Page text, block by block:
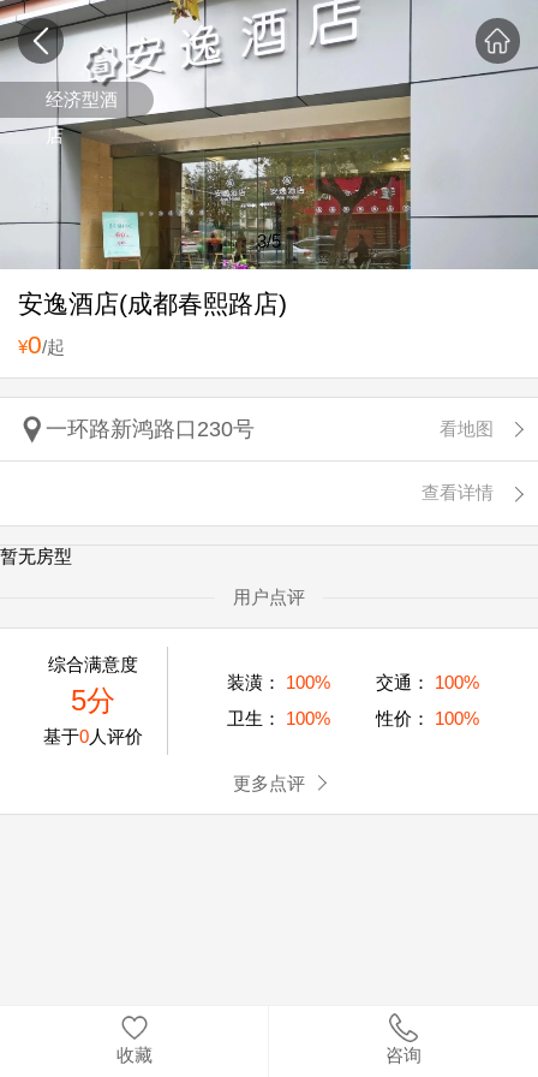
3/5
经济型酒
店
安逸酒店(成都春熙路店)
¥0/起
一环路新鸿路口230号 看地图
查看详情
暂无房型
用户点评
综合满意度
5分
基于0人评价
装潢： 100% 交通：
100%
卫生：
100% 性价： 100%
更多点评
收藏 咨询